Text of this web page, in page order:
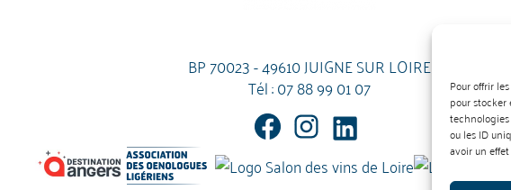
Pour offrir
pour
ou les ID
avoir un
BP 70023 - 49610 JUIGNE SUR LOIRE
Tél :07 88 99 01 07